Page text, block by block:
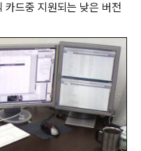
카드중 지원되는 낮은 버전